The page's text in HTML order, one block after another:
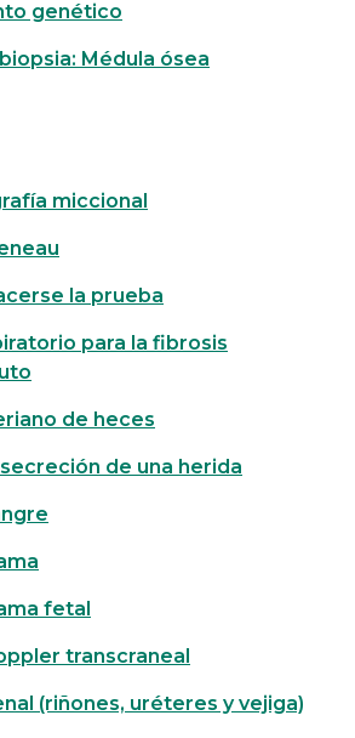
genético
Médula ósea
miccional
la prueba
para la fibrosis
de heces
de una herida
fetal
transcraneal
(riñones, uréteres y vejiga)